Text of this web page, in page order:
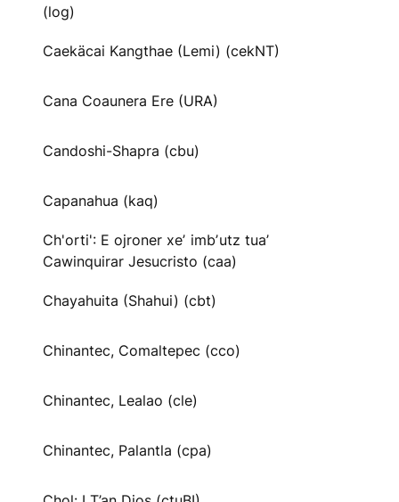
(log)
Caekäcai Kangthae (Lemi) (cekNT)
Cana Coaunera Ere (URA)
Candoshi-Shapra (cbu)
Capanahua (kaq)
Ch'orti': E ojroner xeʼ imbʼutz tuaʼ
Cawinquirar Jesucristo (caa)
Chayahuita (Shahui) (cbt)
Chinantec, Comaltepec (cco)
Chinantec, Lealao (cle)
Chinantec, Palantla (cpa)